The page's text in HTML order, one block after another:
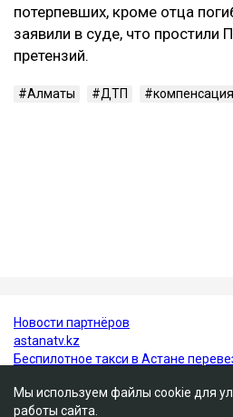
Пака составляла 1,30
автомобиля перед
около 219 км/ч.
В июне 2026 года Александр
Мы используем файлы cookie для
работы сайта.